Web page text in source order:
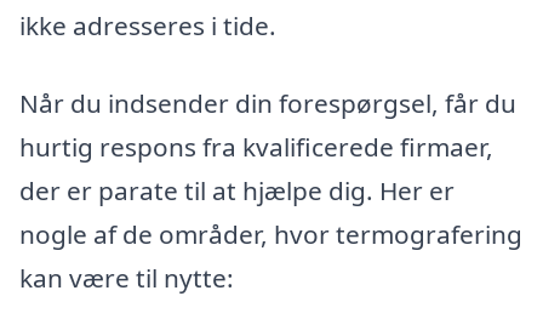
ikke adresseres i tide.
Når du indsender din forespørgsel, får du
hurtig respons fra kvalificerede firmaer,
der er parate til at hjælpe dig. Her er
nogle af de områder, hvor termografering
kan være til nytte: